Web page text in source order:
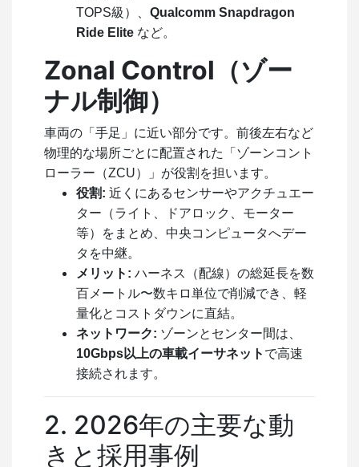
TOPS級）、 Qualcomm Snapdragon
Ride Elite など。
Zonal Control（ゾー
ナル制御）
車両の「手足」に近い部分です。前後左右など
物理的な場所ごとに配置された「ゾーンコント
ローラー（ZCU）」が役割を担います。
役割: 近くにあるセンサーやアクチュエー
ター（ライト、ドアロック、モーター
等）をまとめ、中央コンピュータへデー
タを中継。
メリット: ハーネス（配線）の総延長を数
百メートル〜数キロ単位で削減でき、軽
量化とコストダウンに直結。
ネットワーク: ゾーンとセンター間は、
10Gbps以上の車載イーサネット で高速
接続されます。
2. 2026年の主要な動
きと採用事例